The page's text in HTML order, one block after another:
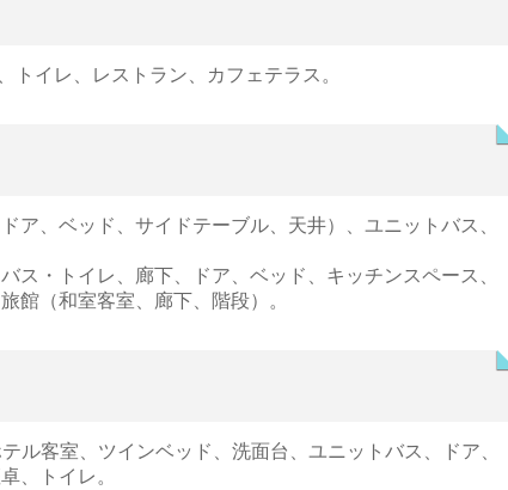
トイレ、レストラン、カフェテラス。
ア、ベッド、サイドテーブル、天井）、ユニットバス、
ス・トイレ、廊下、ドア、ベッド、キッチンスペース、
館（和室客室、廊下、階段）。
ル客室、ツインベッド、洗面台、ユニットバス、ドア、
、トイレ。